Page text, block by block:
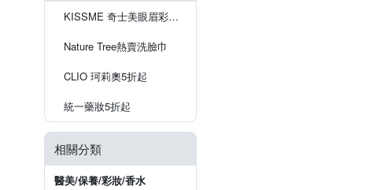
KISSME 奇士美眼眉彩系列
Nature Tree熱賣洗臉巾
CLIO 珂莉奧5折起
統一藥妝5折起
相關分類
醫美/保養/彩妝/香水